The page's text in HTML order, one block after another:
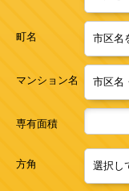
町名
マンション名
専有面積
方角